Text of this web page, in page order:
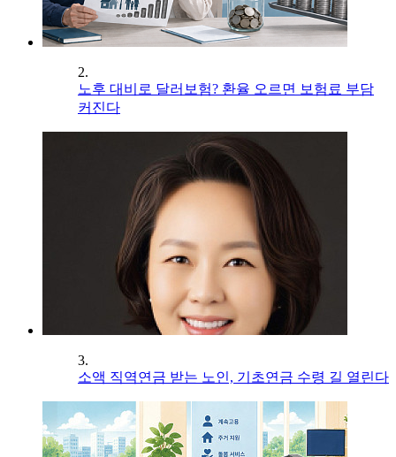
2.
노후 대비로 달러보험? 환율 오르면 보험료 부담
커진다
3.
소액 직역연금 받는 노인, 기초연금 수령 길 열린다